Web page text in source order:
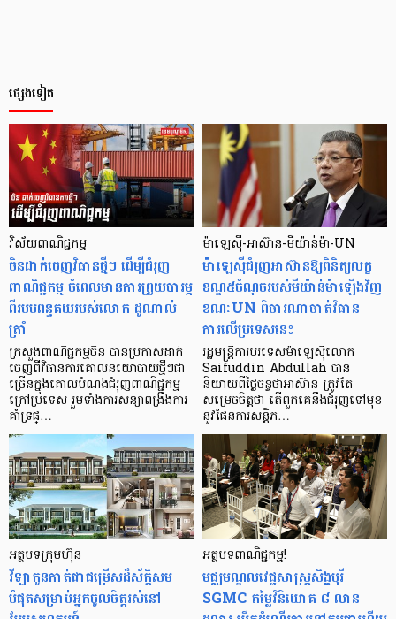
ផ្សេងទៀត
វិស័យពាណិជ្ជកម្ម
ចិនដាក់ចេញវិធានថ្មីៗ ដើម្បីជំរុញ
ពាណិជ្ជកម្ម ចំពេលមានការព្រួយបារម្ភ
ពីរបបពន្ធគយរបស់លោក ដូណាល់
ត្រាំ
ក្រសួងពាណិជ្ជកម្មចិន បានប្រកាសដាក់
ចេញពីវិធានការគោលនយោបាយថ្មីៗជា
ច្រើនក្នុងគោលបំណងជំរុញពាណិជ្ជកម្ម
ក្រៅប្រទេស រួមទាំងការសន្យាពង្រឹងការ
គាំទ្រផ្…
ម៉ាឡេស៊ី-អាស៊ាន-មីយ៉ាន់ម៉ា-UN
ម៉ាឡេស៊ីជំរុញអាស៊ានឱ្យពិនិត្យលក្ខ
ខណ្ឌ៥ចំណុចរបស់មីយ៉ាន់ម៉ាឡើងវិញ
ខណៈUN ពិចារណាចាត់វិធាន
ការលើប្រទេសនេះ
រដ្ឋមន្ត្រីការបរទេសម៉ាឡេស៊ីលោក
Saifuddin Abdullah បាន
និយាយពីថ្ងៃចន្ទថាអាស៊ាន ត្រូវតែ
សម្រេចចិត្តថា តើពួកគេនឹងជំរុញទៅមុខ
នូវផែនការសន្តិភ…
អត្ថបទក្រុមហ៊ុន
វីឡាកូនកាត់ជាជម្រើសដ៏ស័ក្ដិសម
បំផុតសម្រាប់អ្នកចូលចិត្តរស់នៅ
អត្ថបទពាណិជ្ជកម្ម!
មជ្ឈមណ្ឌលវេជ្ជសាស្ត្រសិង្ហបុរី
SGMC តម្លៃវិនិយោគ ៨ លាន